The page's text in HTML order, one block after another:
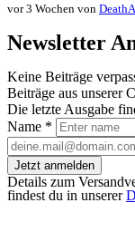
vor 3 Wochen von
Newsletter
Keine Beiträge
Beiträge aus unserer
Die letzte Ausgabe
Name *
Jetzt anmelden
Details zum
findest du in unserer